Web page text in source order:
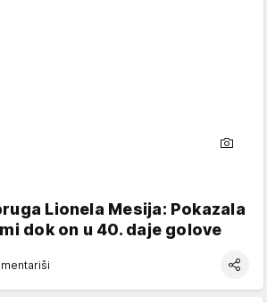
Lionela Mesija: Pokazala
dok on u 40. daje golove